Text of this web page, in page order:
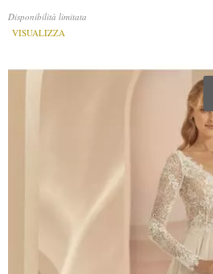
Disponibilità limitata
VISUALIZZA